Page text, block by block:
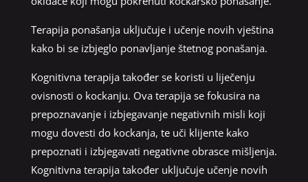
Terapija ponašanja uključuje i učenje novih vještina
kako bi se izbjeglo ponavljanje štetnog ponašanja.
Kognitivna terapija također se koristi u liječenju
ovisnosti o kockanju. Ova terapija se fokusira na
prepoznavanje i izbjegavanje negativnih misli koji
mogu dovesti do kockanja, te uči klijente kako
prepoznati i izbjegavati negativne obrasce mišljenja.
Kognitivna terapija također uključuje učenje novih